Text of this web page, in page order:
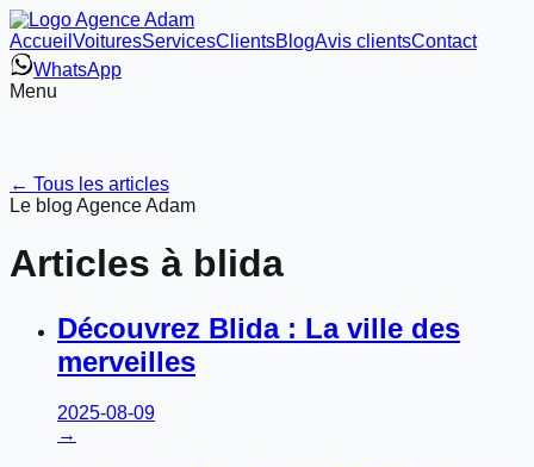
Accueil VoituresServicesClientsBlogAvis clientsContact
WhatsApp
Menu
← Tous les articles
Le blog Agence Adam
Articles à blida
Découvrez Blida : La ville des
merveilles
2025-08-09
→